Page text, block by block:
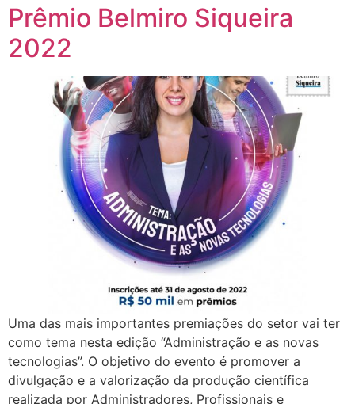
Prêmio Belmiro Siqueira
2022
Uma das mais importantes premiações do setor vai ter
como tema nesta edição “Administração e as novas
tecnologias”. O objetivo do evento é promover a
divulgação e a valorização da produção científica
realizada por Administradores, Profissionais e